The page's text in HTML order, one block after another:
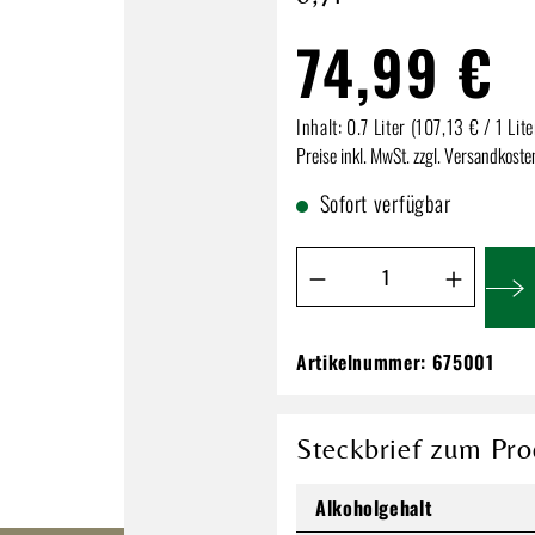
74,99 €
Inhalt: 0.7 Liter (107,13 € / 1
Preise inkl. MwSt. zzgl.
Sofort verfügbar
Produkt Anzahl: Gib
Lagavulin 16
74,99 €
Preise inkl. MwSt. zzgl. Versandkosten
Artikelnummer: 675001
Steckbrief zum
Alkoholgehalt